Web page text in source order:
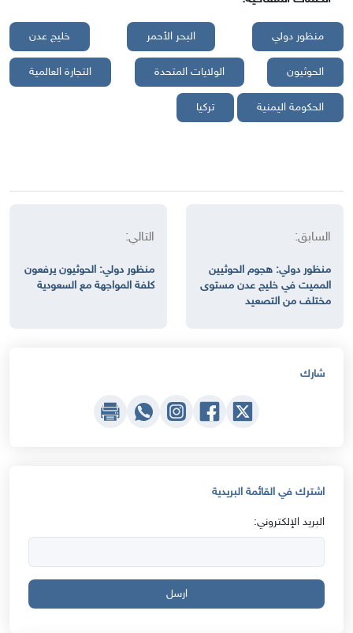
منظور دولي البحر الأحمر خليج عدن
الحوثيون الولايات المتحدة التجارة العالمية
الحكومة اليمنية تركيا
السابق:
منظور دولي: هجوم الحوثيين
المميت في خليج عدن مستوى
مختلف من التصعيد
التالي:
منظور دولي: الحوثيون يرفعون
كلفة المواجهة مع السعودية
شارك
اشترك في القائمة البريدية
البريد الإلكتروني:
ارسل